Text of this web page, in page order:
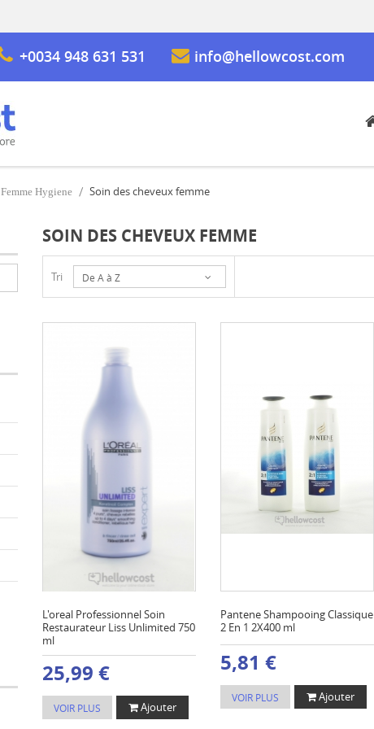
+0034 948 631 531 info@hellowcost.com
Femme Hygiene Soin des cheveux femme
SOIN DES CHEVEUX FEMME
Tri De A à Z
L'oreal Professionnel Soin
Restaurateur Liss Unlimited 750
ml
25,99 €
VOIR PLUS Ajouter
Pantene Shampooing Classique
2 En 1 2X400 ml
5,81 €
VOIR PLUS Ajouter